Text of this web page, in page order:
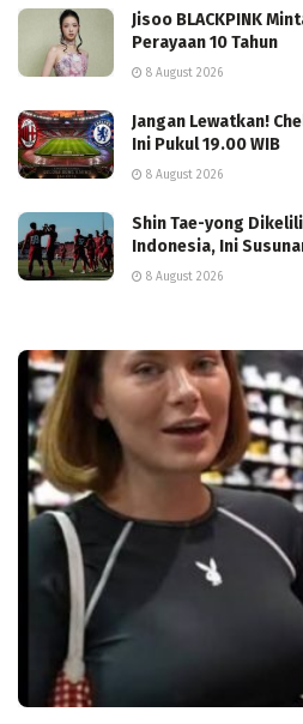
Jisoo BLACKPINK
Perayaan 10 Tahun
8 August 2026
Jangan Lewatkan!
Ini Pukul 19.00 WIB
8 August 2026
Shin Tae-yong
Indonesia, Ini
8 August 2026